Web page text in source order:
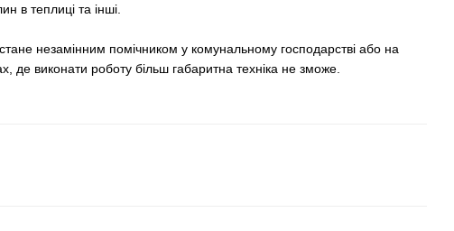
в теплиці та інші.
незамінним помічником у комунальному господарстві або на
де виконати роботу більш габаритна техніка не зможе.